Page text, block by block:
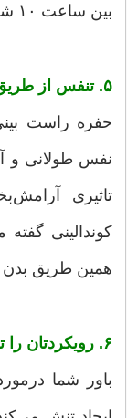
بین ساعت ۱۰ شب و ۲ صبح خواهد بود.
۵. تنفس از طریق حفره چپ بینی را تمرین کنید.
حفره راست
نفس طولانی و
تاثیری
همین طریق بدن
۶. رویکردتان را تغییر دهید.
باور شما